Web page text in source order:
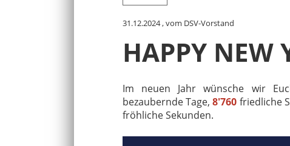
31.12.2024, vom DSV-Vorstand
HAPPY NEW
Im neuen Jahr wünsche wir
bezaubernde Tage,8'760 friedliche
fröhliche Sekunden.